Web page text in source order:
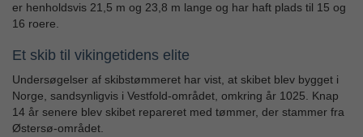
er henholdsvis 21,5 m og 23,8 m lange og har haft plads til 15 og
16 roere.
Et skib til vikingetidens elite
Undersøgelser af skibstømmeret har vist, at skibet blev bygget i
Norge, sandsynligvis i Vestfold-området, omkring år 1025. Knap
14 år senere blev skibet repareret med tømmer, der stammer fra
Østersø-området.